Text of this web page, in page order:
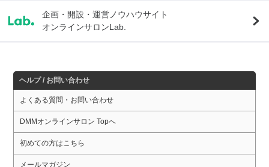
企画・開設・運営ノウハウサイト
オンラインサロンLab.
ヘルプ / お問い合わせ
よくある質問・お問い合わせ
DMMオンラインサロン Topへ
初めての方はこちら
メールマガジン